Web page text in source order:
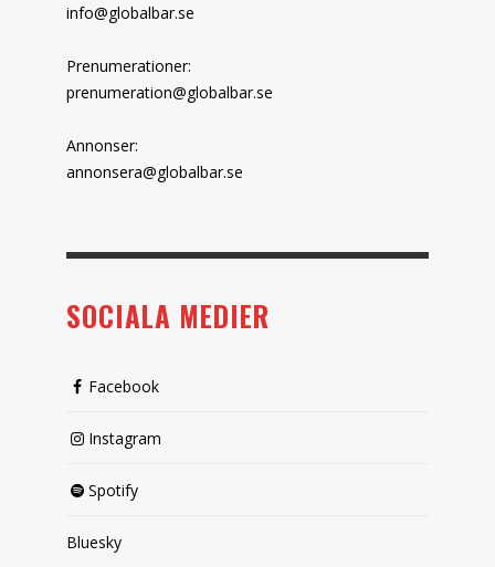
info@globalbar.se
Prenumerationer:
prenumeration@globalbar.se
Annonser:
annonsera@globalbar.se
SOCIALA MEDIER
Facebook
Instagram
Spotify
Bluesky